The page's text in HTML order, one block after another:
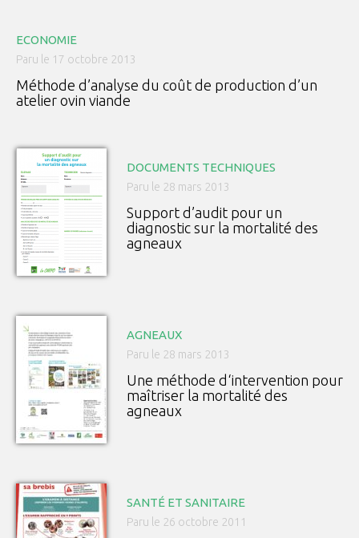
ECONOMIE
Paru le 17 octobre 2013
Méthode d’analyse du coût de production d’un
atelier ovin viande
DOCUMENTS TECHNIQUES
Paru le 28 mars 2013
Support d’audit pour un
diagnostic sur la mortalité des
agneaux
AGNEAUX
Paru le 28 mars 2013
Une méthode d‘intervention pour
maîtriser la mortalité des
agneaux
SANTÉ ET SANITAIRE
Paru le 26 octobre 2011